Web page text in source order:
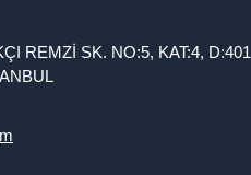
REMZİ SK. NO:5, KAT:4, D:401